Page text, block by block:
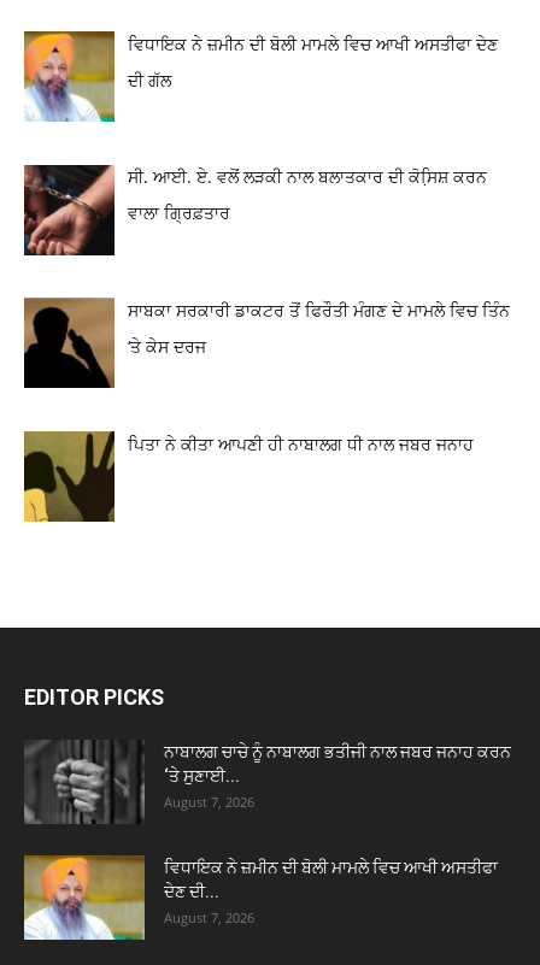
ਵਿਧਾਇਕ ਨੇ ਜ਼ਮੀਨ ਦੀ ਬੋਲੀ ਮਾਮਲੇ ਵਿਚ ਆਖੀ ਅਸਤੀਫਾ ਦੇਣ
ਦੀ ਗੱਲ
ਸੀ. ਆਈ. ਏ. ਵਲੋਂ ਲੜਕੀ ਨਾਲ ਬਲਾਤਕਾਰ ਦੀ ਕੋਸਿ਼ਸ਼ ਕਰਨ
ਵਾਲਾ ਗ੍ਰਿਫ਼ਤਾਰ
ਸਾਬਕਾ ਸਰਕਾਰੀ ਡਾਕਟਰ ਤੋਂ ਫਿਰੌਤੀ ਮੰਗਣ ਦੇ ਮਾਮਲੇ ਵਿਚ ਤਿੰਨ
‘ਤੇ ਕੇਸ ਦਰਜ
ਪਿਤਾ ਨੇ ਕੀਤਾ ਆਪਣੀ ਹੀ ਨਾਬਾਲਗ ਧੀ ਨਾਲ ਜਬਰ ਜਨਾਹ
EDITOR PICKS
ਨਾਬਾਲਗ ਚਾਚੇ ਨੂੰ ਨਾਬਾਲਗ ਭਤੀਜੀ ਨਾਲ ਜਬਰ ਜਨਾਹ ਕਰਨ
‘ਤੇ ਸੁਣਾਈ...
August 7, 2026
ਵਿਧਾਇਕ ਨੇ ਜ਼ਮੀਨ ਦੀ ਬੋਲੀ ਮਾਮਲੇ ਵਿਚ ਆਖੀ ਅਸਤੀਫਾ
ਦੇਣ ਦੀ...
August 7, 2026